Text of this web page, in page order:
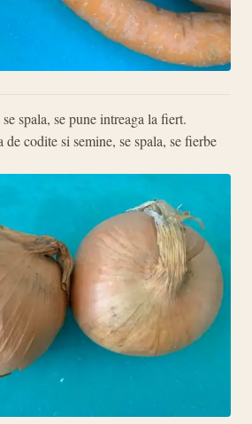
spala, se pune intreaga la fiert.
codite si semine, se spala, se fierbe